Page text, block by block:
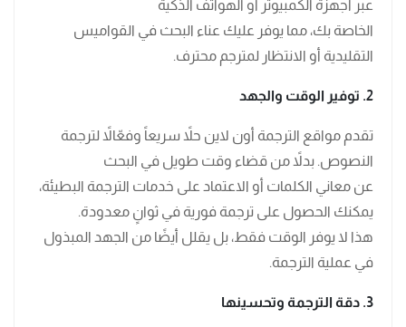
عبر أجهزة الكمبيوتر أو الهواتف الذكية
الخاصة بك، مما يوفر عليك عناء البحث في القواميس
التقليدية أو الانتظار لمترجم محترف.
2. توفير الوقت والجهد
تقدم مواقع الترجمة أون لاين حلاً سريعاً وفعّالاً لترجمة
النصوص. بدلاً من قضاء وقت طويل في البحث
عن معاني الكلمات أو الاعتماد على خدمات الترجمة البطيئة،
يمكنك الحصول على ترجمة فورية في ثوانٍ معدودة.
هذا لا يوفر الوقت فقط، بل يقلل أيضًا من الجهد المبذول
في عملية الترجمة.
3. دقة الترجمة وتحسينها